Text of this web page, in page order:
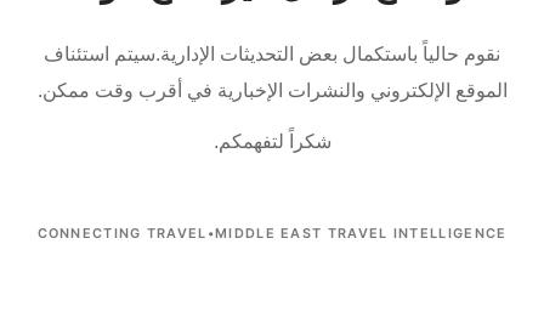
نقوم حالياً باستكمال بعض التحديثات الإدارية.سيتم استئناف
الموقع الإلكتروني والنشرات الإخبارية في أقرب وقت ممكن.
شكراً لتفهمكم.
CONNECTING TRAVEL •MIDDLE EAST TRAVEL INTELLIGENCE